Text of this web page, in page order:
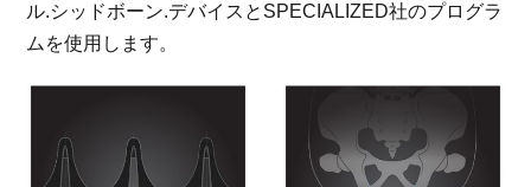
ル.シッドボーン.デバイスとSPECIALIZED社のプログラ
ムを使用します。